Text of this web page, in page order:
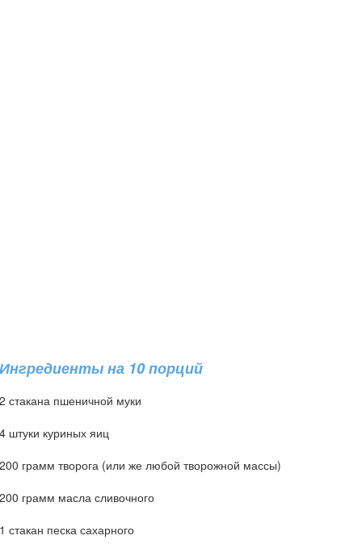
Ингредиенты на 10 порций
2 стакана пшеничной муки
4 штуки куриных яиц
200 грамм творога (или же любой творожной массы)
200 грамм масла сливочного
1 стакан песка сахарного